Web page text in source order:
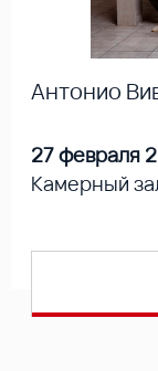
Антонио
27 февраля
Камерный